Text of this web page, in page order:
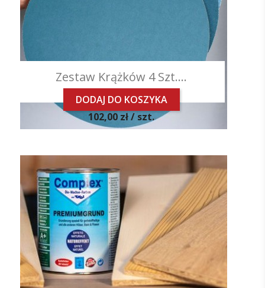
Zestaw Krążków 4 Szt....
DODAJ DO KOSZYKA
Cena
102,00 zł / szt.